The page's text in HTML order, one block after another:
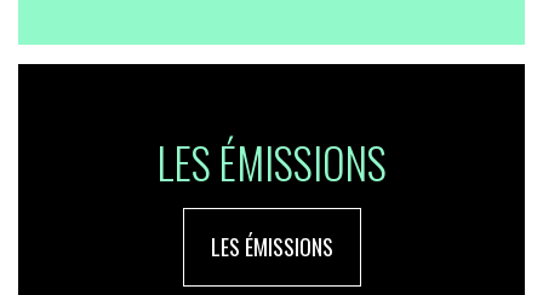
LES ÉMISSIONS
LES ÉMISSIONS